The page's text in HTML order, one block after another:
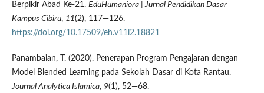
Berpikir Abad Ke-21. EduHumaniora | Jurnal Pendidikan Dasar
Kampus Cibiru, 11(2), 117—126.
https://doi.org/10.17509/eh.v11i2.18821
Panambaian, T. (2020). Penerapan Program Pengajaran dengan
Model Blended Learning pada Sekolah Dasar di Kota Rantau.
Journal Analytica Islamica, 9(1), 52—68.